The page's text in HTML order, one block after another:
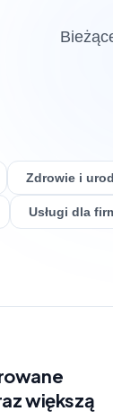
Zdrowie i
Usługi dla
większą